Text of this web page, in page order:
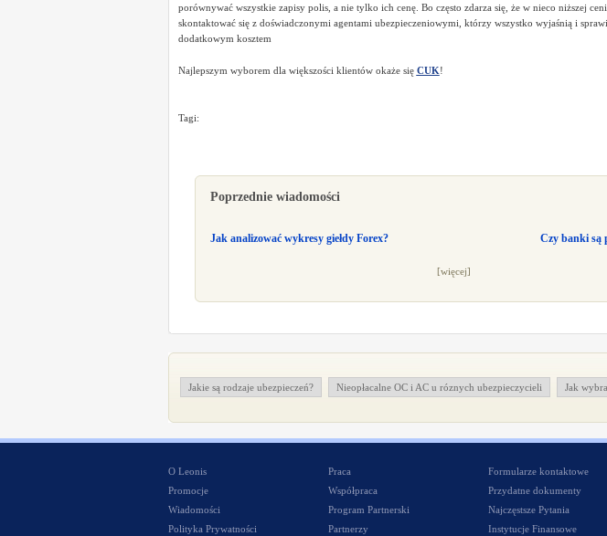
porównywać wszystkie zapisy polis, a nie tylko ich cenę. Bo często zdarza się, że w nieco niższej
skontaktować się z doświadczonymi agentami ubezpieczeniowymi, którzy wszystko wyjaśnią i
dodatkowym kosztem
Najlepszym wyborem dla większości klientów okaże się CUK!
Tagi:
Poprzednie wiadomości
Jak analizować wykresy giełdy Forex?
[więcej]
Czy banki są
Jakie są rodzaje ubezpieczeń? Nieopłacalne OC i AC u róznych ubezpieczycieli Jak
O Leonis
Promocje
Wiadomości
Polityka Prywatności
Praca
Współpraca
Program Partnerski
Partnerzy
Formularze kontaktowe
Przydatne dokumenty
Najczęstsze Pytania
Instytucje Finansowe